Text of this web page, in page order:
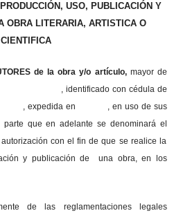
USO, PUBLICACIÓN Y
OBRA LITERARIA, ARTISTICA O
CIENTIFICA
de la obra y/o artículo, mayor de
de , identificado con cédula de
, expedida en , en uso de sus
parte que en adelante se denominará el
con el fin de que se realice la
y publicación de una obra, en los
de las reglamentaciones legales